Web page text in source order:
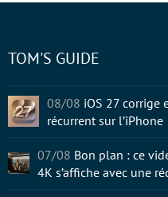
TOM'S GUIDE
08/08 iOS 27 corrige
récurrent sur l’iPhone
07/08 Bon plan : ce
4K s’affiche avec une